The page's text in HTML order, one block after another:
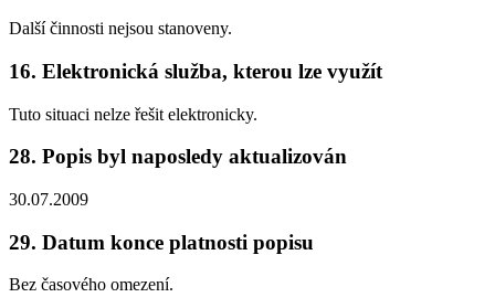
Další činnosti nejsou stanoveny.
16. Elektronická služba, kterou lze využít
Tuto situaci nelze řešit elektronicky.
28. Popis byl naposledy aktualizován
30.07.2009
29. Datum konce platnosti popisu
Bez časového omezení.